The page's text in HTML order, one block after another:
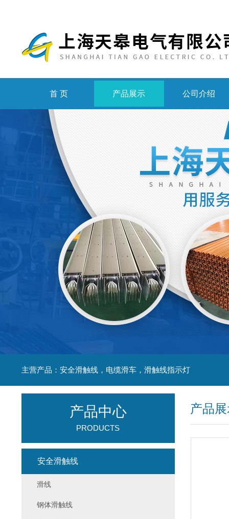
首 页 产品展示 公司介绍
主营产品：安全滑触线，电缆滑车，滑触线指示灯
产品
产品中心
PRODUCTS
安全滑触线
滑线
钢体滑触线